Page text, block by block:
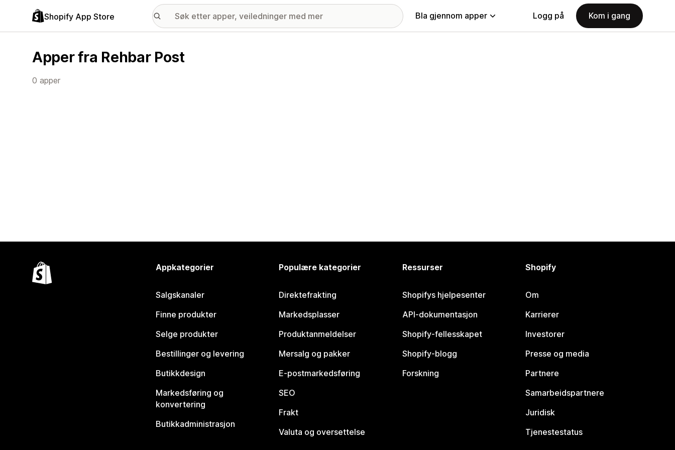
Shopify App Store Bla gjennom apper Logg på Kom i gang
Apper fra Rehbar Post
0 apper
Appkategorier
Salgskanaler
Finne produkter
Selge produkter
Bestillinger og levering
Butikkdesign
Markedsføring og
konvertering
Butikkadministrasjon
Populære kategorier
Direktefrakting
Markedsplasser
Produktanmeldelser
Mersalg og pakker
E-postmarkedsføring
SEO
Frakt
Valuta og oversettelse
Ressurser
Shopifys hjelpesenter
API-dokumentasjon
Shopify-fellesskapet
Shopify-blogg
Forskning
Shopify
Om
Karrierer
Investorer
Presse og media
Partnere
Samarbeidspartnere
Juridisk
Tjenestestatus